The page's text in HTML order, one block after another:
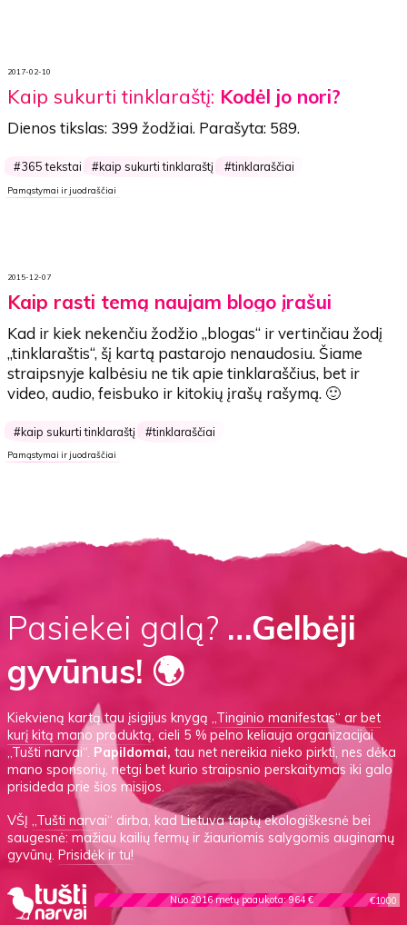
2017-02-10
Kaip sukurti tinklaraštį: Kodėl jo nori?
Dienos tikslas: 399 žodžiai. Parašyta: 589.
365 tekstai kaip sukurti tinklaraštį tinklaraščiai
Pamąstymai ir juodraščiai
2015-12-07
Kaip rasti temą naujam blogo įrašui
Kad ir kiek nekenčiu žodžio „blogas“ ir vertinčiau žodį
„tinklaraštis“, šį kartą pastarojo nenaudosiu. Šiame
straipsnyje kalbėsiu ne tik apie tinklaraščius, bet ir
video, audio, feisbuko ir kitokių įrašų rašymą. 🙂
kaip sukurti tinklaraštį tinklaraščiai
Pamąstymai ir juodraščiai
Pasiekei galą? …Gelbėji
gyvūnus! 🌍
Kiekvieną kartą tau įsigijus knygą„Tinginio manifestas“ arbet
kurį kitą mano produktą, cieli 5 % pelno keliauja organizacijai
„Tušti narvai“. Papildomai, tau net nereikia nieko pirkti, nes dėka
mano sponsorių, netgi bet kurio straipsnio perskaitymas iki galo
prisideda prie šios misijos.
VŠĮ„Tušti narvai“ dirba, kad Lietuva taptų ekologiškesnė bei
saugesnė: mažiau kailių fermų ir žiauriomis salygomis auginamų
gyvūnų.Prisidėk ir tu!
Nuo 2016 metų paaukota: 964 € €1000